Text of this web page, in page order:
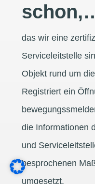
das wir eine
Serviceleitstelle
Objekt rund um
Registriert ein
die Informationen
und
besprochenen
umgesetzt.